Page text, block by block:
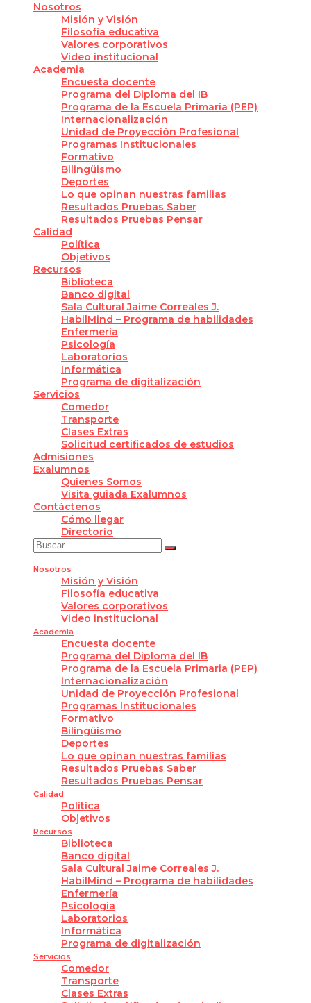
Nosotros
Misión y Visión
Filosofía educativa
Valores corporativos
Video institucional
Academia
Encuesta docente
Programa del Diploma del IB
Programa de la Escuela Primaria (PEP)
Internacionalización
Unidad de Proyección Profesional
Programas Institucionales
Formativo
Bilingüismo
Deportes
Lo que opinan nuestras familias
Resultados Pruebas Saber
Resultados Pruebas Pensar
Calidad
Política
Objetivos
Recursos
Biblioteca
Banco digital
Sala Cultural Jaime Correales J.
HabilMind – Programa de habilidades
Enfermería
Psicología
Laboratorios
Informática
Programa de digitalización
Servicios
Comedor
Transporte
Clases Extras
Solicitud certificados de estudios
Admisiones
Exalumnos
Quienes Somos
Visita guiada Exalumnos
Contáctenos
Cómo llegar
Directorio
Nosotros
Misión y Visión
Filosofía educativa
Valores corporativos
Video institucional
Academia
Encuesta docente
Programa del Diploma del IB
Programa de la Escuela Primaria (PEP)
Internacionalización
Unidad de Proyección Profesional
Programas Institucionales
Formativo
Bilingüismo
Deportes
Lo que opinan nuestras familias
Resultados Pruebas Saber
Resultados Pruebas Pensar
Calidad
Política
Objetivos
Recursos
Biblioteca
Banco digital
Sala Cultural Jaime Correales J.
HabilMind – Programa de habilidades
Enfermería
Psicología
Laboratorios
Informática
Programa de digitalización
Servicios
Comedor
Transporte
Clases Extras